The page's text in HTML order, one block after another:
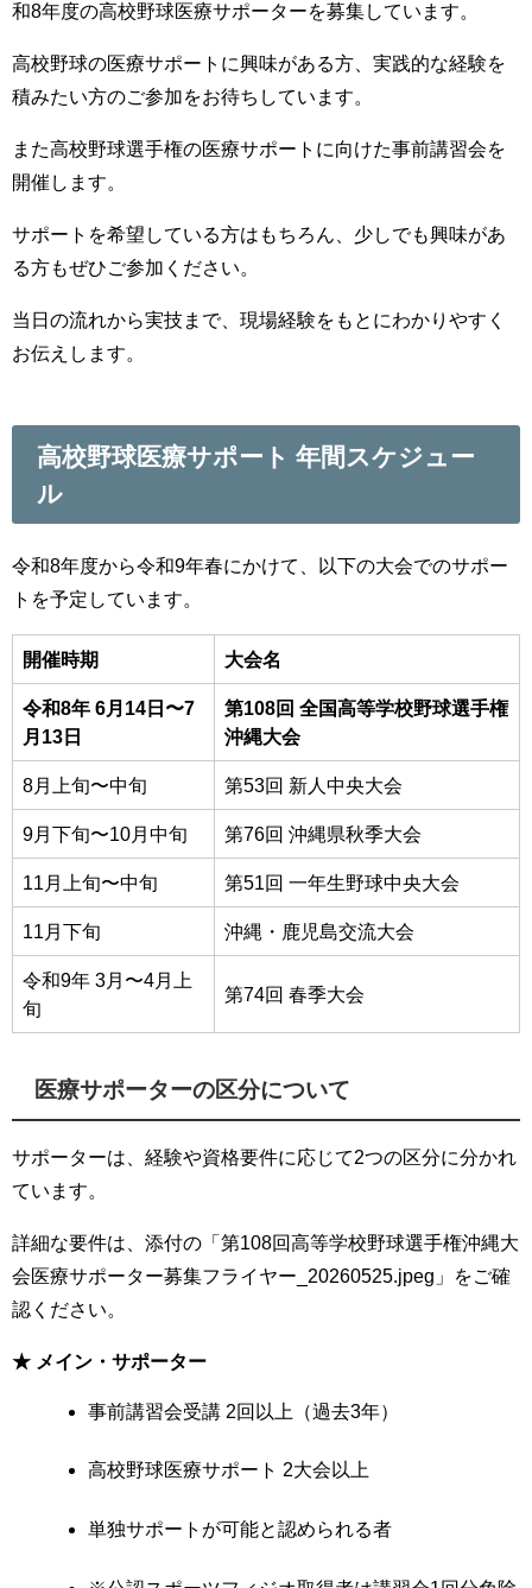
和8年度の高校野球医療サポーターを募集しています。
高校野球の医療サポートに興味がある方、実践的な経験を
積みたい方のご参加をお待ちしています。
また高校野球選手権の医療サポートに向けた事前講習会を
開催します。
サポートを希望している方はもちろん、少しでも興味があ
る方もぜひご参加ください。
当日の流れから実技まで、現場経験をもとにわかりやすく
お伝えします。
高校野球医療サポート 年間スケジュー
ル
令和8年度から令和9年春にかけて、以下の大会でのサポー
トを予定しています。
開催時期 大会名
令和8年 6月14日〜7
月13日
第108回 全国高等学校野球選手権
沖縄大会
8月上旬〜中旬 第53回 新人中央大会
9月下旬〜10月中旬 第76回 沖縄県秋季大会
11月上旬〜中旬 第51回 一年生野球中央大会
11月下旬 沖縄・鹿児島交流大会
令和9年 3月〜4月上
旬
第74回 春季大会
医療サポーターの区分について
サポーターは、経験や資格要件に応じて2つの区分に分かれ
ています。
詳細な要件は、添付の「第108回高等学校野球選手権沖縄大
会医療サポーター募集フライヤー_20260525.jpeg」をご確
認ください。
★ メイン・サポーター
事前講習会受講 2回以上（過去3年）
高校野球医療サポート 2大会以上
単独サポートが可能と認められる者